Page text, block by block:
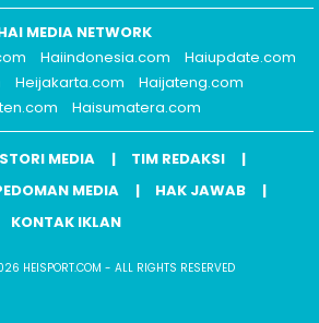
MEDIA NETWORK
Haiindonesia.com
Haiupdate.com
Heijakarta.com
Haijateng.com
Haisumatera.com
MEDIA
TIM REDAKSI
MEDIA
HAK JAWAB
KONTAK IKLAN
HEISPORT.COM - ALL RIGHTS RESERVED